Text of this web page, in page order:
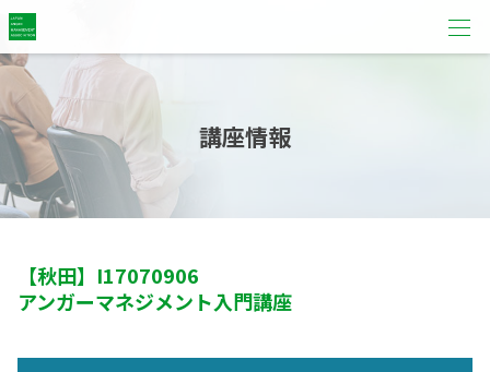
講座情報
【秋田】 I17070906
アンガーマネジメント入門講座